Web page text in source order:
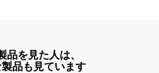
品を見た人は、
製品も見ています